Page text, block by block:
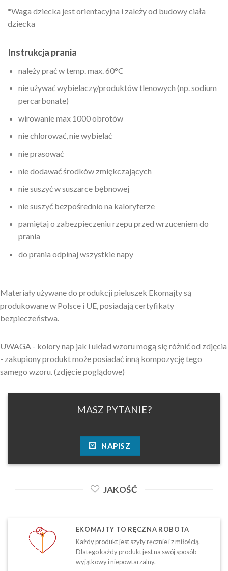
*Waga dziecka jest orientacyjna i zależy od budowy ciała
dziecka
Instrukcja prania
należy prać w temp. max. 60°C
nie używać wybielaczy/produktów tlenowych (np. sodium
percarbonate)
wirowanie max 1000 obrotów
nie chlorować, nie wybielać
nie prasować
nie dodawać środków zmiękczających
nie suszyć w suszarce bębnowej
nie suszyć bezpośrednio na kaloryferze
pamiętaj o zabezpieczeniu rzepu przed wrzuceniem do
prania
do prania odpinaj wszystkie napy
Materiały używane do produkcji pieluszek Ekomajty są
produkowane w Polsce i UE, posiadają certyfikaty
bezpieczeństwa.
UWAGA - kolory nap jak i układ wzoru mogą się różnić od zdjęcia
- zakupiony produkt może posiadać inną kompozycję tego
samego wzoru. (zdjęcie poglądowe)
MASZ PYTANIE?
NAPISZ
JAKOŚĆ
EKOMAJTY TO RĘCZNA ROBOTA
Każdy produkt jest szyty ręcznie i z miłością.
Dlatego każdy produkt jest na swój sposób
wyjątkowy i niepowtarzalny.